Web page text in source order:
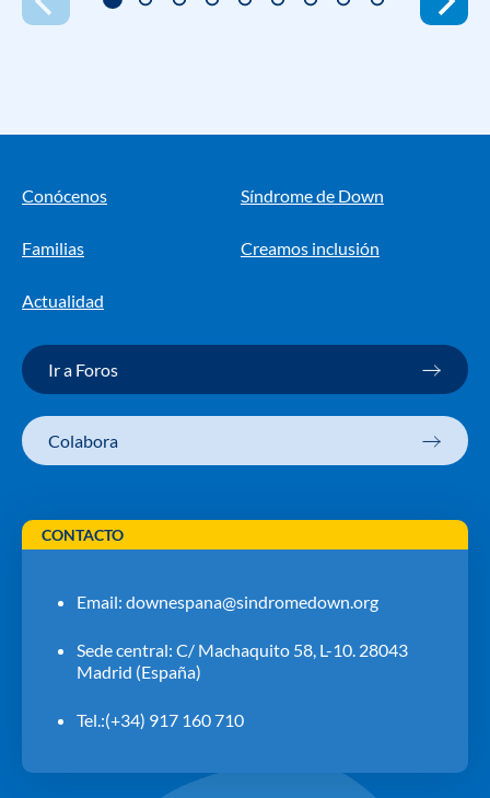
Conócenos Síndrome de Down
Familias Creamos inclusión
Actualidad
Ir a Foros
Colabora
CONTACTO
Email: downespana@sindromedown.org
Sede central: C/ Machaquito 58, L-10. 28043
Madrid (España)
Tel.:(+34) 917 160 710